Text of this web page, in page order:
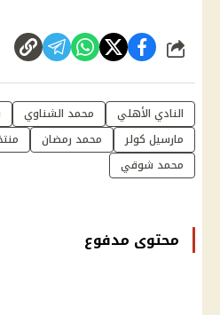
شارك
النادي الأهلي محمد الشناوي
مارسيل كولر
محمد رمضان
محمد شوقي
محتوى مدفوع